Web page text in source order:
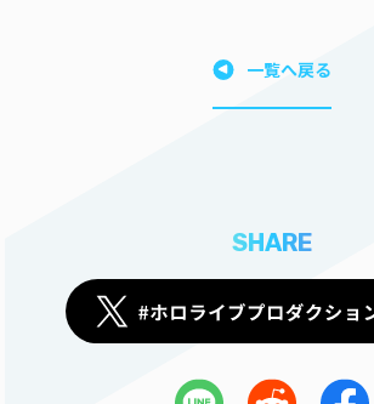
一覧へ戻る
SHARE